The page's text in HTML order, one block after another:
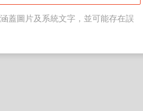
蓋圖片及系統文字，並可能存在誤